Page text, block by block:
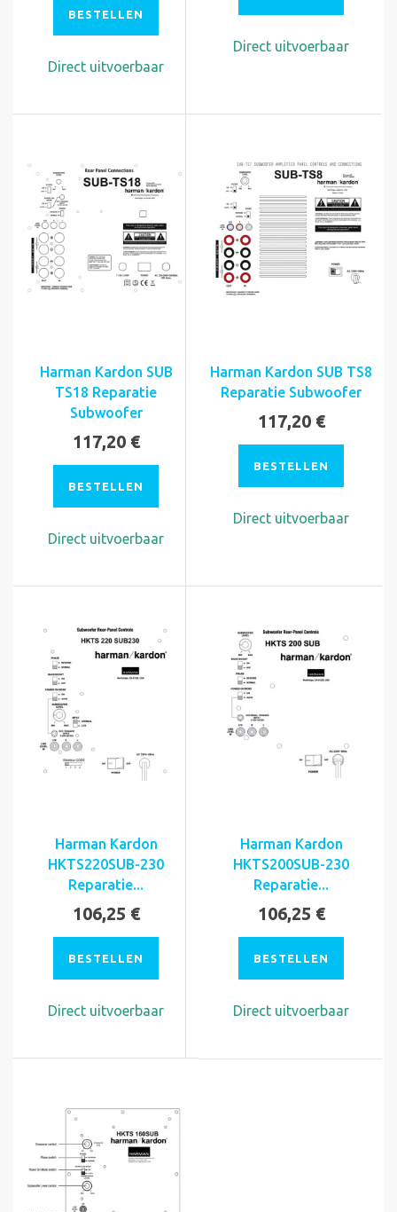
BESTELLEN
Direct uitvoerbaar
Direct uitvoerbaar
Harman Kardon SUB
TS18 Reparatie
Subwoofer
117,20 €
BESTELLEN
Direct uitvoerbaar
Harman Kardon SUB TS8
Reparatie Subwoofer
117,20 €
BESTELLEN
Direct uitvoerbaar
Harman Kardon
HKTS220SUB-230
Reparatie...
106,25 €
BESTELLEN
Direct uitvoerbaar
Harman Kardon
HKTS200SUB-230
Reparatie...
106,25 €
BESTELLEN
Direct uitvoerbaar